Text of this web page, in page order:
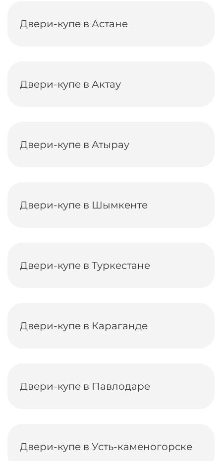
Двери-купе в Астане
Двери-купе в Актау
Двери-купе в Атырау
Двери-купе в Шымкенте
Двери-купе в Туркестане
Двери-купе в Караганде
Двери-купе в Павлодаре
Двери-купе в Усть-каменогорске